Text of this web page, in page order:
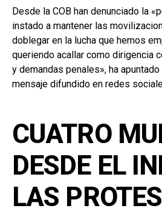
Desde la COB han denunciado la
instado a mantener las
doblegar en la lucha que hemos
queriendo acallar como dirigencia
y demandas penales», ha
mensaje difundido en redes
CUATRO
DESDE EL
LAS